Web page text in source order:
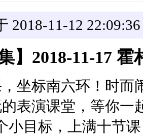
2018-11-12 22:09:36
】2018-11-17
坐标南六环！时而
表演课堂，等你一
小目标，上满十节